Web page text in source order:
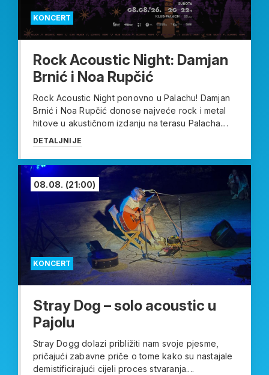
KONCERT
Rock Acoustic Night: Damjan
Brnić i Noa Rupčić
Rock Acoustic Night ponovno u Palachu! Damjan
Brnić i Noa Rupčić donose najveće rock i metal
hitove u akustičnom izdanju na terasu Palacha....
DETALJNIJE
KONCERT
08.08. (21:00)
Stray Dog – solo acoustic u
Pajolu
Stray Dogg dolazi približiti nam svoje pjesme,
pričajući zabavne priče o tome kako su nastajale
demistificirajući cijeli proces stvaranja....